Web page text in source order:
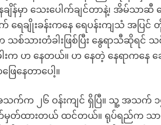
ျိန်မှာ သေးပေါက်ချင်တာနဲ့၊ အိမ်သာဆီ ပ
ချိုးခန်းကနေ ရေပန်းကျသံ အပြင်
းက သစ်သားတံခါးဖြစ်ပြီး နွေရာသီဆို
ါးက ဟ နေတယ်။ ဟ နေတဲ့ နေရာကနေ
ေနေတာပေါ့။
က်က ၂၆ ဝန်းကျင် ရှိပြီ။ သူ့ အသက်
ထားတယ် ထင်တယ်။ ရုပ်ရည်က သာ